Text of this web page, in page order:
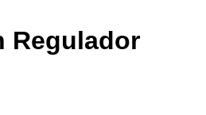
Regulador